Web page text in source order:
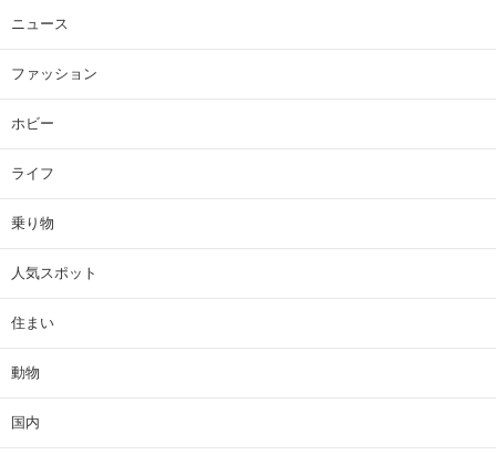
ニュース
ファッション
ホビー
ライフ
乗り物
人気スポット
住まい
動物
国内